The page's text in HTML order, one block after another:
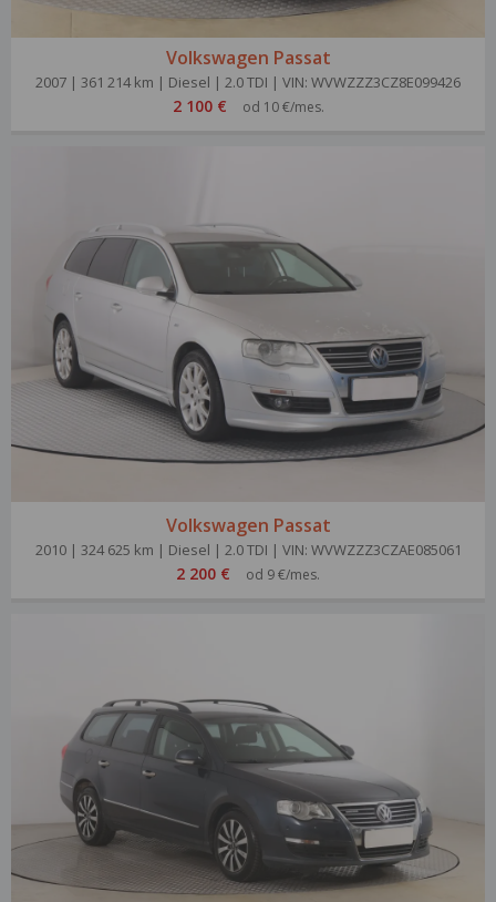
Volkswagen Passat
2007 | 361 214 km | Diesel | 2.0 TDI | VIN: WVWZZZ3CZ8E099426
2 100 € od 10 €/mes.
Volkswagen Passat
2010 | 324 625 km | Diesel | 2.0 TDI | VIN: WVWZZZ3CZAE085061
2 200 € od 9 €/mes.